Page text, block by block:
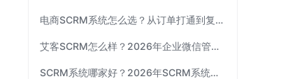
电商SCRM系统怎么选？从订单打通到复购运营 | 艾客SCRM
艾客SCRM怎么样？2026年企业微信管理工具选型指南
SCRM系统哪家好？2026年SCRM系统选型指南|艾客SCRM